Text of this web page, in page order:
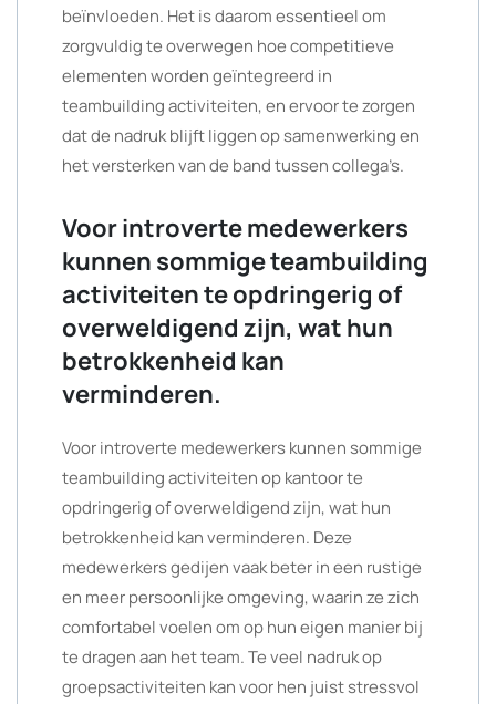
beïnvloeden. Het is daarom essentieel om
zorgvuldig te overwegen hoe competitieve
elementen worden geïntegreerd in
teambuilding activiteiten, en ervoor te zorgen
dat de nadruk blijft liggen op samenwerking en
het versterken van de band tussen collega’s.
Voor introverte medewerkers
kunnen sommige teambuilding
activiteiten te opdringerig of
overweldigend zijn, wat hun
betrokkenheid kan
verminderen.
Voor introverte medewerkers kunnen sommige
teambuilding activiteiten op kantoor te
opdringerig of overweldigend zijn, wat hun
betrokkenheid kan verminderen. Deze
medewerkers gedijen vaak beter in een rustige
en meer persoonlijke omgeving, waarin ze zich
comfortabel voelen om op hun eigen manier bij
te dragen aan het team. Te veel nadruk op
groepsactiviteiten kan voor hen juist stressvol